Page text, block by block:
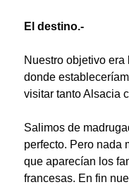
El destino.-
Nuestro objetivo
donde
visitar tanto Alsacia
Salimos de
perfecto. Pero nada
que aparecían los
francesas. En fin